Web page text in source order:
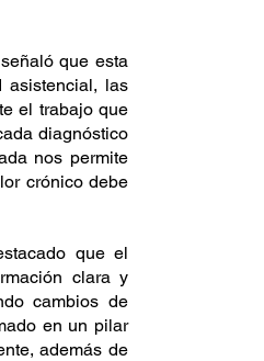
que esta
asistencial, las
el trabajo que
diagnóstico
nos permite
crónico debe
que el
clara y
cambios de
en un pilar
además de